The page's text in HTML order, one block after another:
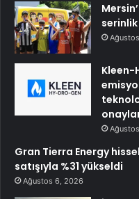
serinlik
Kleen-
Gran Tierra Energy
satışıyla %31 yükseldi
Ağustos 6, 2026